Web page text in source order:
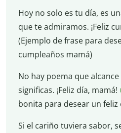
Hoy no solo es tu día, es
que te admiramos. ¡Feliz
(Ejemplo de frase para
cumpleaños mamá)
No hay poema que
significas. ¡Feliz día, mamá!
bonita para desear un
Si el cariño tuviera sabor,